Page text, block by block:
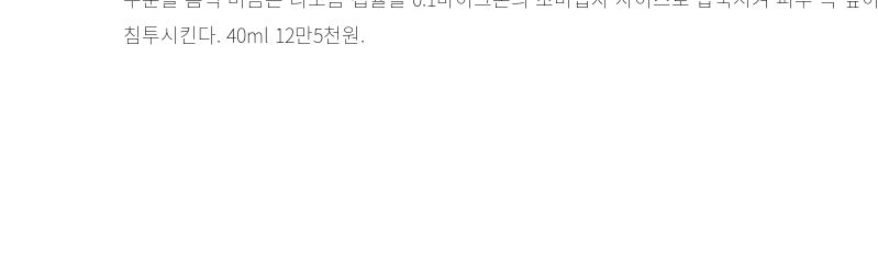
침투시킨다. 40ml 12만5천원.